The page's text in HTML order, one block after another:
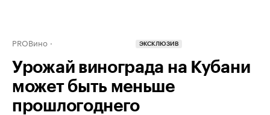
PROВино ЭКСКЛЮЗИВ
Урожай винограда на Кубани
может быть меньше
прошлогоднего